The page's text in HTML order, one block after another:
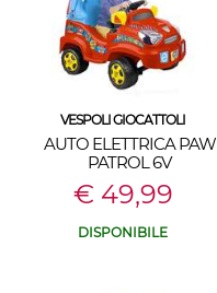
VESPOLI GIOCATTOLI
AUTO ELETTRICA PAW
PATROL 6V
€ 49,99
DISPONIBILE